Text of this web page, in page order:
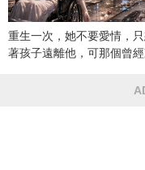
重生一次，她不要愛情，
著孩子遠離他，可那個曾經